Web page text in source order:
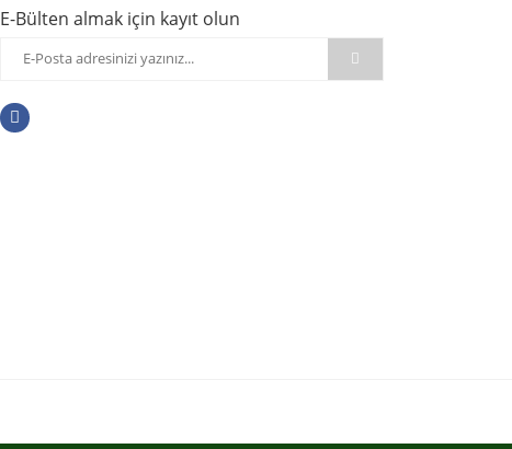
E-Bülten almak için kayıt olun